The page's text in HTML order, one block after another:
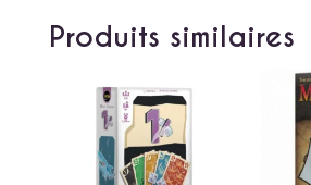
Produits similaires